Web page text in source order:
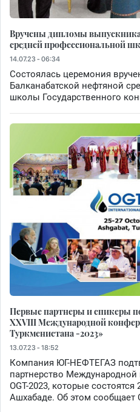
Вручены дипломы
средней профессиональной
14.07.23 - 06:34
Состоялась церемония
Балканабатской нефтяной
школы Государственного
Первые партнеры и спикеры
XXVIII Международной
Туркменистана -2023»
13.07.23 - 18:52
Компания ЮГ-НЕФТЕГАЗ
партнерство
OGT-2023, которые состоятся
Ашхабаде. Об этом сообщает